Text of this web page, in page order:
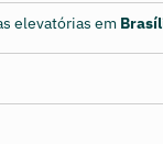
elevatórias em